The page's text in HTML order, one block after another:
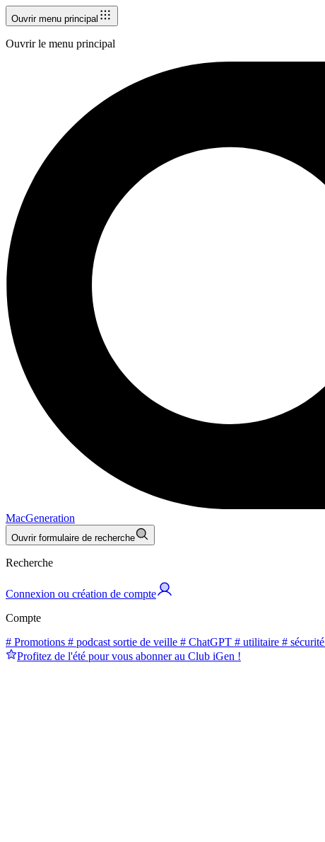
Ouvrir menu principal
Ouvrir le menu principal
MacGeneration
Ouvrir formulaire de recherche
Recherche
Connexion ou création de compte
Compte
# Promotions # podcast sortie de veille # ChatGPT # utilitaire # sécurité
Profitez de l'été pour vous abonner au Club iGen !